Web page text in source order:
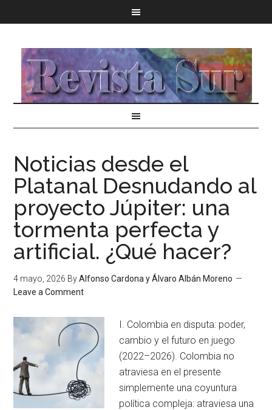
Noticias desde el
Platanal Desnudando al
proyecto Júpiter: una
tormenta perfecta y
artificial. ¿Qué hacer?
4 mayo, 2026 ByAlfonso Cardona y Álvaro Albán Moreno
Leave a Comment
I. Colombia en disputa: poder,
cambio y el futuro en juego
(2022–2026). Colombia no
atraviesa en el presente
simplemente una coyuntura
política compleja: atraviesa una